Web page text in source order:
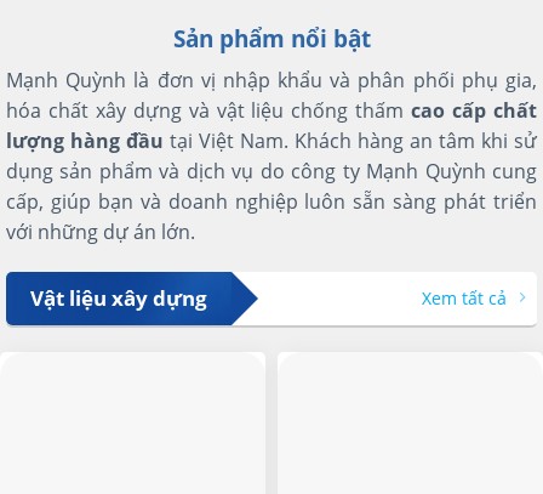
Sản phẩm nổi bật
Mạnh Quỳnh là đơn vị nhập khẩu và phân phối phụ gia,
hóa chất xây dựng và vật liệu chống thấmcao cấp chất
lượng hàng đầu tại Việt Nam. Khách hàng an tâm khi sử
dụng sản phẩm và dịch vụ do công ty Mạnh Quỳnh cung
cấp, giúp bạn và doanh nghiệp luôn sẵn sàng phát triển
với những dự án lớn.
Vật liệu xây dựng Xem tất cả